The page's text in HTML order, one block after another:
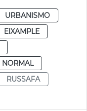
URBANISMO
EIXAMPLE
NORMAL
RUSSAFA